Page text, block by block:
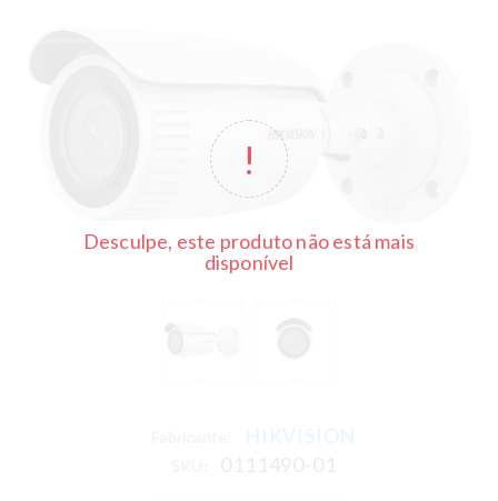
Desculpe, este produto não está mais
disponível
HIKVISION